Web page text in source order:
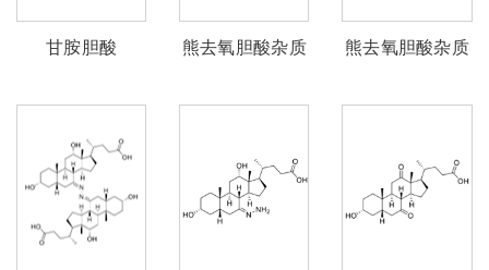
甘胺胆酸
熊去氧胆酸杂质
熊去氧胆酸杂质